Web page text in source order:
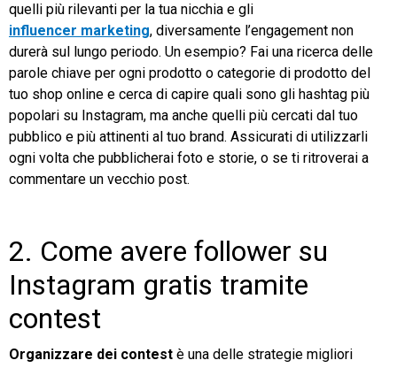
quelli più rilevanti per la tua nicchia e gli
influencer marketing, diversamente l’engagement non
durerà sul lungo periodo. Un esempio? Fai una ricerca delle
parole chiave per ogni prodotto o categorie di prodotto del
tuo shop online e cerca di capire quali sono gli hashtag più
popolari su Instagram, ma anche quelli più cercati dal tuo
pubblico e più attinenti al tuo brand. Assicurati di utilizzarli
ogni volta che pubblicherai foto e storie, o se ti ritroverai a
commentare un vecchio post.
2. Come avere follower su
Instagram gratis tramite
contest
Organizzare dei contest è una delle strategie migliori